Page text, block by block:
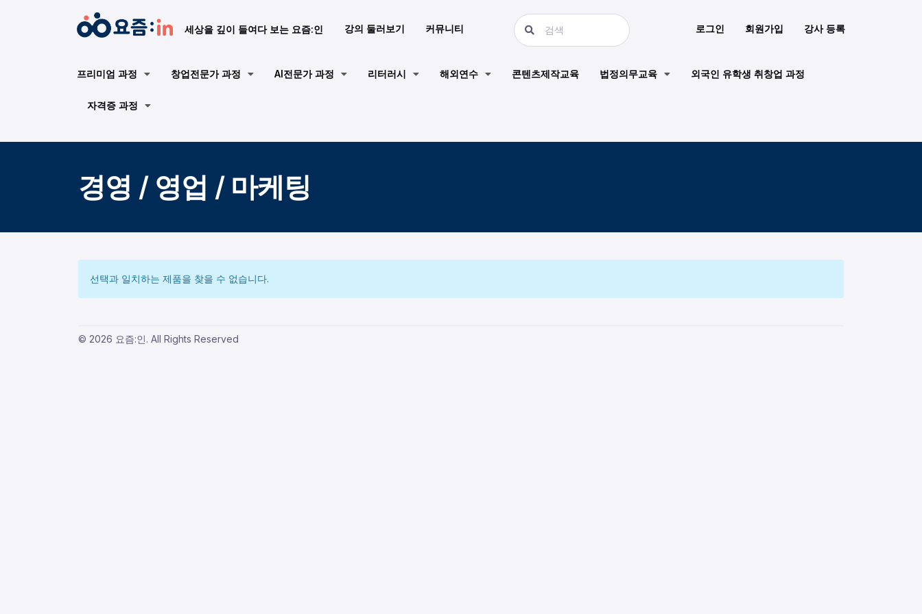
세상을 깊이 들여다 보는 요즘:인 강의 둘러보기 커뮤니티 로그인 회원가입 강사 등록
프리미엄 과정 창업전문가 과정 AI전문가 과정 리터러시 해외연수 콘텐츠제작교육 법정의무교육 외국인 유학생 취창업 과정
자격증 과정
경영 / 영업 / 마케팅
선택과 일치하는 제품을 찾을 수 없습니다.
© 2026 요즘:인. All Rights Reserved